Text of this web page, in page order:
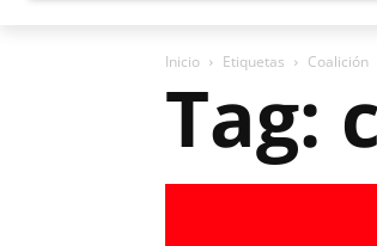
Inicio Etiquetas Coalición
Tag: